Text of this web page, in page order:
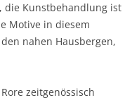
die Kunstbehandlung ist
Motive in diesem
nahen Hausbergen,
zeitgenössisch